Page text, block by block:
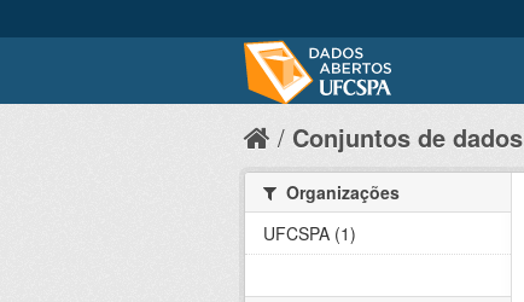
Conjuntos de dados
Organizações
UFCSPA (1)